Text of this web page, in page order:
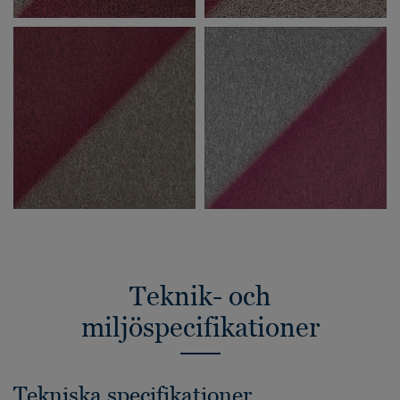
Teknik- och
miljöspecifikationer
Tekniska specifikationer